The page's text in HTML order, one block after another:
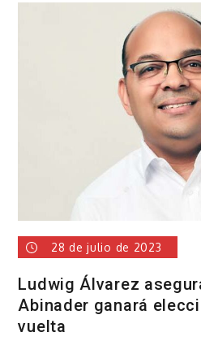
Alberto
promete
rescatar
el
municipio
Santo
Domingo
Este
del
desorden
28 de julio de 2023
Ludwig Álvarez
Abinader ganará
vuelta